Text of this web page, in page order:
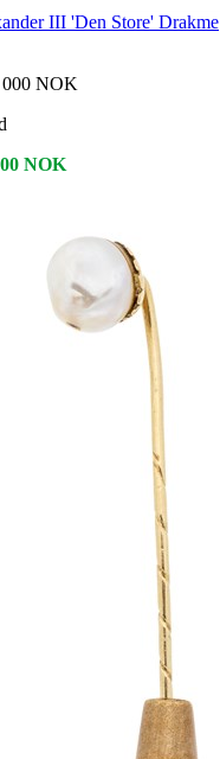
III 'Den Store' Drakme
000 NOK
NOK